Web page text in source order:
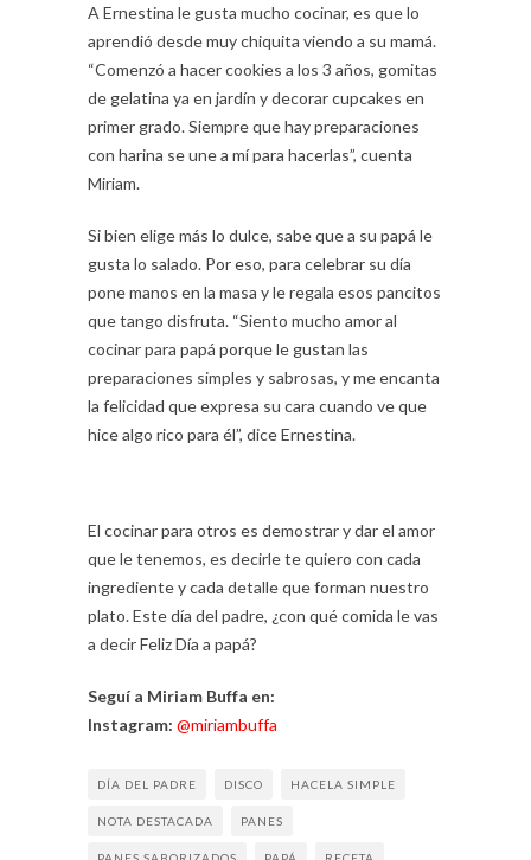
A Ernestina le gusta mucho cocinar, es que lo
aprendió desde muy chiquita viendo a su mamá.
“Comenzó a hacer cookies a los 3 años, gomitas
de gelatina ya en jardín y decorar cupcakes en
primer grado. Siempre que hay preparaciones
con harina se une a mí para hacerlas”, cuenta
Miriam.
Si bien elige más lo dulce, sabe que a su papá le
gusta lo salado. Por eso, para celebrar su día
pone manos en la masa y le regala esos pancitos
que tango disfruta. “Siento mucho amor al
cocinar para papá porque le gustan las
preparaciones simples y sabrosas, y me encanta
la felicidad que expresa su cara cuando ve que
hice algo rico para él”, dice Ernestina.
El cocinar para otros es demostrar y dar el amor
que le tenemos, es decirle te quiero con cada
ingrediente y cada detalle que forman nuestro
plato. Este día del padre, ¿con qué comida le vas
a decir Feliz Día a papá?
Seguí a Miriam Buffa en:
Instagram: @miriambuffa
DÍA DEL PADRE DISCO HACELA SIMPLE
NOTA DESTACADA PANES